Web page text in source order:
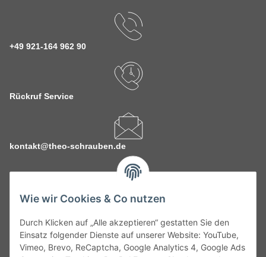
Wie wir Cookies & Co nutzen
Durch Klicken auf „Alle akzeptieren“ gestatten Sie den
Einsatz folgender Dienste auf unserer Website: YouTube,
Vimeo, Brevo, ReCaptcha, Google Analytics 4, Google Ads
+49 921-164 962 90
Rückruf Service
kontakt@theo-schrauben.de
Service